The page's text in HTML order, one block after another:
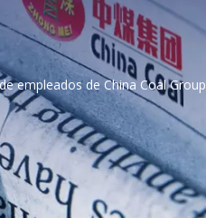
empleados de China Coal Group